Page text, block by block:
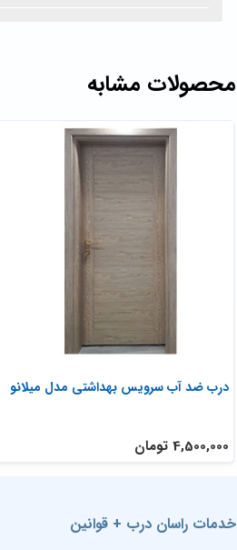
محصولات مشابه
درب ضد آب مدل پلی وود R52
7,800,000 تومان
خدمات راسان درب + قوانین